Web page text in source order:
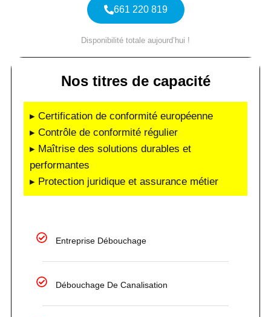
661 220 819
Disponibilité totale aujourd’hui !
Nos titres de capacité
▸ Certification de conformité européenne
▸ Contrôle de conformité régulier
▸ Maîtrise des solutions durables et
performantes
▸ Protection juridique et assurance métier
Entreprise Débouchage
Débouchage De Canalisation